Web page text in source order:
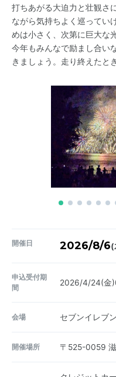
打ちあがる大迫力と壮観さ
ながら気持ちよく巡ってい
めは小さく、次第に巨大な
今年もみんなで励まし合い
きましょう。走り終えたと
開催日 2026/8/6(
申込受付期
間
2026/4/24(金
会場 セブンイレブ
開催場所 〒525-0059